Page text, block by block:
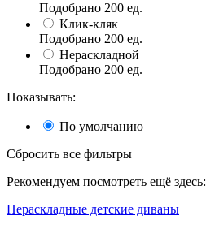
Подобрано 200 ед.
Клик-кляк
Подобрано 200 ед.
Нераскладной
Подобрано 200 ед.
Показывать:
По умолчанию
Сбросить все фильтры
Рекомендуем посмотреть ещё здесь:
Нераскладные детские диваны